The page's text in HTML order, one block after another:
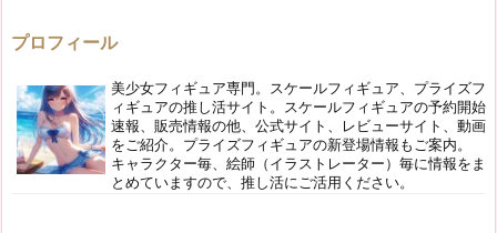
プロフィール
美少女フィギュア専門。スケールフィギュア、プライズフ
ィギュアの推し活サイト。スケールフィギュアの予約開始
速報、販売情報の他、公式サイト、レビューサイト、動画
をご紹介。プライズフィギュアの新登場情報もご案内。
キャラクター毎、絵師（イラストレーター）毎に情報をま
とめていますので、推し活にご活用ください。